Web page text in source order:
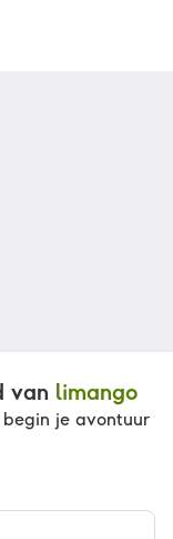
van limango
je avontuur